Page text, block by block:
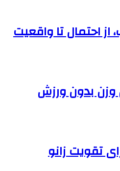
احتمال تا واقعیت